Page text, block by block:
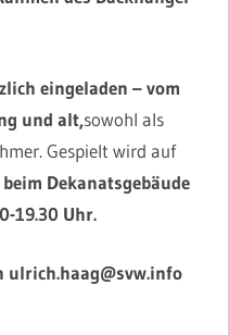
eingeladen – vom
und alt,sowohl als
Gespielt wird auf
Dekanatsgebäude
19.30 Uhr.
ulrich.haag@svw.info